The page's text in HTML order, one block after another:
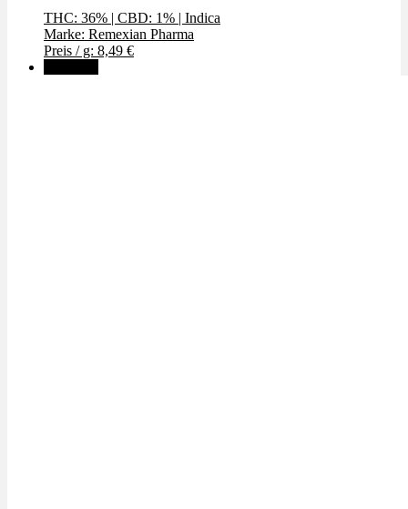
THC: 36% | CBD: 1% | Indica
Marke: Remexian Pharma
Preis / g: 8,49 €